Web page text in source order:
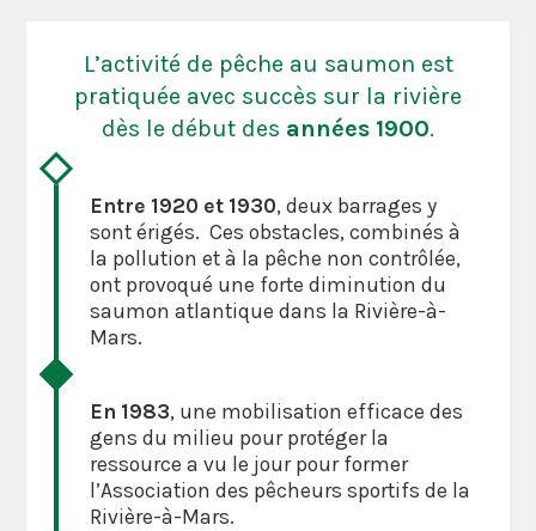
L’activité de pêche au saumon est
pratiquée avec succès sur la rivière
dès le début des années 1900.
Entre 1920 et 1930, deux barrages y
sont érigés. Ces obstacles, combinés à
la pollution et à la pêche non contrôlée,
ont provoqué une forte diminution du
saumon atlantique dans la Rivière-à-
Mars.
En 1983, une mobilisation efficace des
gens du milieu pour protéger la
ressource a vu le jour pour former
l’Association des pêcheurs sportifs de la
Rivière-à-Mars.